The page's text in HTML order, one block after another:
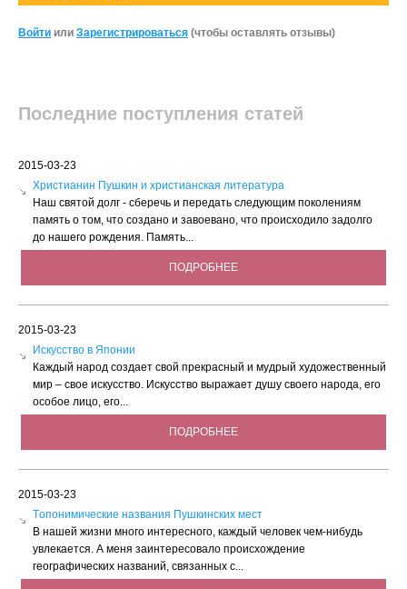
Войти или Зарегистрироваться (чтобы оставлять отзывы)
Последние поступления статей
2015-03-23
Христианин Пушкин и христианская литература
Наш святой долг - сберечь и передать следующим поколениям
память о том, что создано и завоевано, что происходило задолго
до нашего рождения. Память...
ПОДРОБНЕЕ
2015-03-23
Искусство в Японии
Каждый народ создает свой прекрасный и мудрый художественный
мир – свое искусство. Искусство выражает душу своего народа, его
особое лицо, его...
ПОДРОБНЕЕ
2015-03-23
Tопонимические названия Пушкинских мест
В нашей жизни много интересного, каждый человек чем-нибудь
увлекается. А меня заинтересовало происхождение
географических названий, связанных с...